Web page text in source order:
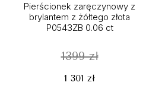
Pierścionek zaręczynowy z
brylantem z żółtego złota
P0543ZB 0.06 ct
1399 zł
1 301 zł